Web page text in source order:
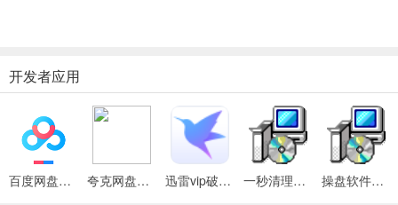
九、内置数据库备份功能，可一键轻松完成整站数据库备份，保证数
据的安全；
十、可直接根据后台栏目设置管理员权限及操作权限功能，从而可以
实现网站栏目及内容多人独立管理，且可以使管理员操作界面简洁明
了；
十一、上传文件夹及文件管理功能，可以轻松管理删除垃圾文件；
开发者应用
百度网盘绿色免安装Pc电脑版 夸克网盘官方正式版 迅雷vip破解版永久会员2024版 一秒清理系统垃圾工具 操盘软件富赢版